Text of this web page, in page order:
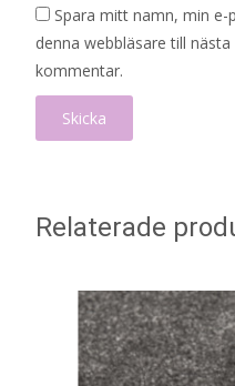
Spara mitt namn, min
denna webbläsare till
kommentar.
Relaterade